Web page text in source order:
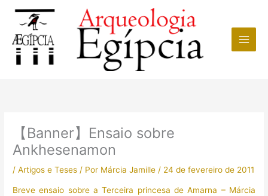
conteúdo
【Banner】Ensaio sobre
Ankhesenamon
/Artigos e Teses / Por Márcia Jamille / 24 de fevereiro de 2011
Breve ensaio sobre a Terceira princesa de Amarna – Márcia